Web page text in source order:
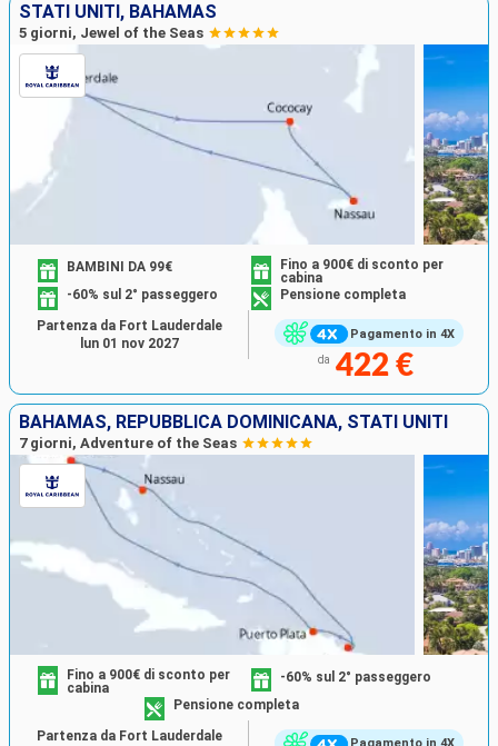
STATI UNITI, BAHAMAS
5 giorni, Jewel of the Seas
Pagamento in 4X
BAMBINI DA 99€
Fino a 900€ di sconto per
cabina
-60% sul 2° passeggero
Pensione completa
da 422 €
Partenza da Fort Lauderdale
lun 01 nov 2027
BAHAMAS, REPUBBLICA DOMINICANA, STATI UNITI
7 giorni, Adventure of the Seas
Fino a 900€ di sconto per
cabina
-60% sul 2° passeggero
Pensione completa
Partenza da Fort Lauderdale